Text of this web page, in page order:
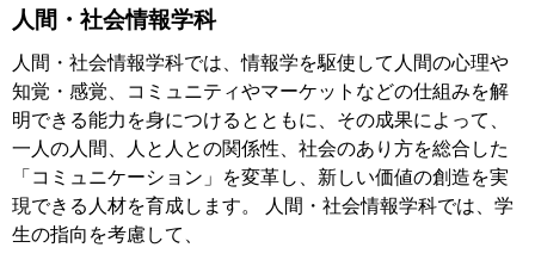
人間・社会情報学科
人間・社会情報学科では、情報学を駆使して人間の心理や
知覚・感覚、コミュニティやマーケットなどの仕組みを解
明できる能力を身につけるとともに、その成果によって、
一人の人間、人と人との関係性、社会のあり方を総合した
「コミュニケーション」を変革し、新しい価値の創造を実
現できる人材を育成します。 人間・社会情報学科では、学
生の指向を考慮して、